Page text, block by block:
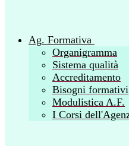
Ag. Formativa
Organigramma
Sistema qualità
Accreditamento
Bisogni formativi
Modulistica A.F.
I Corsi